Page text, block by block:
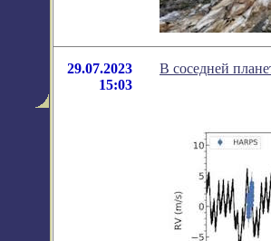
29.07.2023
15:03
В соседней